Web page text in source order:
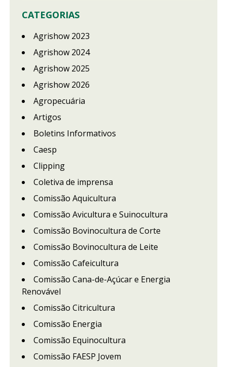
CATEGORIAS
Agrishow 2023
Agrishow 2024
Agrishow 2025
Agrishow 2026
Agropecuária
Artigos
Boletins Informativos
Caesp
Clipping
Coletiva de imprensa
Comissão Aquicultura
Comissão Avicultura e Suinocultura
Comissão Bovinocultura de Corte
Comissão Bovinocultura de Leite
Comissão Cafeicultura
Comissão Cana-de-Açúcar e Energia
Renovável
Comissão Citricultura
Comissão Energia
Comissão Equinocultura
Comissão FAESP Jovem